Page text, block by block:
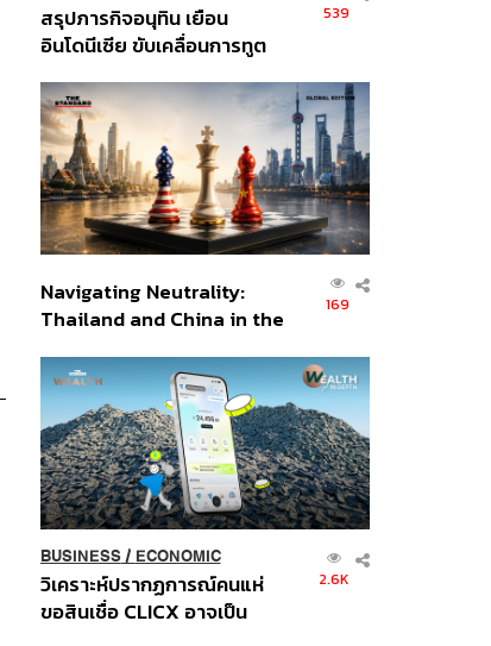
สรุปภารกิจอนุทิน เยือน
อินโดนีเซีย ขับเคลื่อนการทูต
ส่วนยุทธศาสตร์ไทย –
อินโดนีเซีย
539
Navigating Neutrality:
Thailand and China in the
Order
169
BUSINESS/ ECONOMIC
วิเคราะห์ปรากฏการณ์คนแห่
ขอสินเชื่อ CLICX อาจเป็น
2.6K